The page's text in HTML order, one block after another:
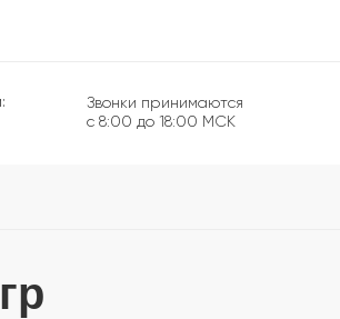
Звонки принимаются
с 8:00 до 18:00 МСК